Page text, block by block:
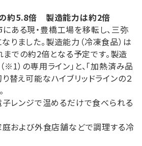
約5.8倍 製造能力は約2倍
ある現・豊橋工場を移転し、三弥
りました。製造能力（冷凍食品）は
までの約2倍となる予定です。製造
※1）の専用ライン」と、「加熱済み品
替え可能なハイブリッドラインの２
子レンジで温めるだけで食べられる
庭および外食店舗などで調理する冷